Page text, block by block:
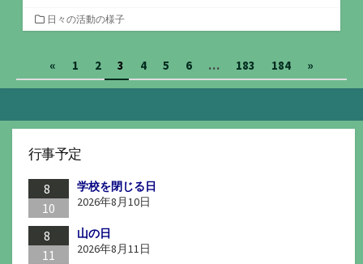
カ
テ
リ
ー
日々の活動の様子
稿
ー
送
り
« 1 2 3 4 5 6 … 183 184 »
行事予定
8
10
学校を閉じる日
2026年8月10日
8
11
山の日
2026年8月11日